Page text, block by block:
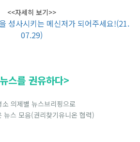
<<자세히 보기>>
성사시키는 메신저가 되어주세요!(21.
07.29)
스를 권유하다>
의제별 뉴스브리핑으로
뉴스 모음(권리찾기유니온 협력)